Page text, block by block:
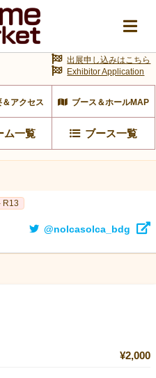
＆アクセス ブース＆ホールMAP
ム一覧 ブース一覧
出展申し込みはこちら
Exhibitor Application
R13
@nolcasolca_bdg
¥2,000